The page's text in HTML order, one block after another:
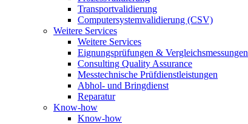
Transportvalidierung
Computersystemvalidierung (CSV)
Weitere Services
Weitere Services
Eignungsprüfungen & Vergleichsmessungen
Consulting Quality Assurance
Messtechnische Prüfdienstleistungen
Abhol- und Bringdienst
Reparatur
Know-how
Know-how